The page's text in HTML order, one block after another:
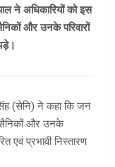
ने अधिकारियों को इस
और उनके परिवारों
(सेनि) ने कहा कि जन
सैनिकों और उनके
एवं प्रभावी निस्तारण